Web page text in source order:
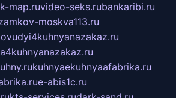
map.ruvideo-seks.rubankaribi.ru
moskva113.ru
kuhnyaekuhnyaafabrika.ru
e-abis1c.ru